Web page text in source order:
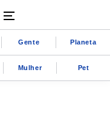
Gente Planeta
Mulher Pet